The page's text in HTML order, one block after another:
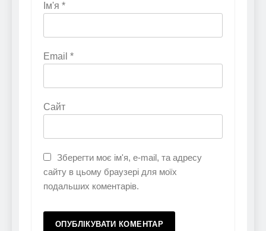
Ім'я *
Email *
Сайт
Зберегти моє ім'я, e-mail, та адресу
сайту в цьому браузері для моїх
подальших коментарів.